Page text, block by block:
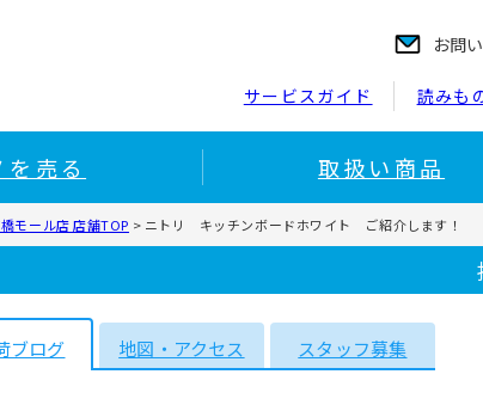
お問
サービスガイド 読みも
を売る 取扱い商品
モール店 店舗TOP > ニトリ キッチンボードホワイト ご紹介します！
ブログ 地図・アクセス スタッフ募集